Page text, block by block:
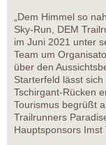
„Dem Himmel so
Sky-Run, DEM
im Juni 2021 unter
Team um
über den
Starterfeld lässt
Tschirgant-Rücken
Tourismus begrüßt
Trailrunners
Hauptsponsors